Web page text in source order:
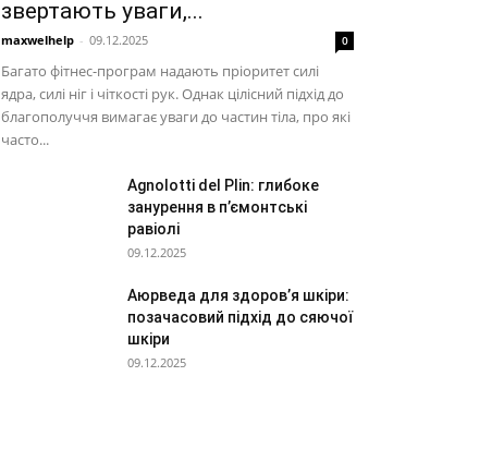
звертають уваги,...
maxwelhelp - 09.12.2025 0
Багато фітнес-програм надають пріоритет силі
ядра, силі ніг і чіткості рук. Однак цілісний підхід до
благополуччя вимагає уваги до частин тіла, про які
часто...
Agnolotti del Plin: глибоке
занурення в п’ємонтські
равіолі
09.12.2025
Аюрведа для здоров’я шкіри:
позачасовий підхід до сяючої
шкіри
09.12.2025